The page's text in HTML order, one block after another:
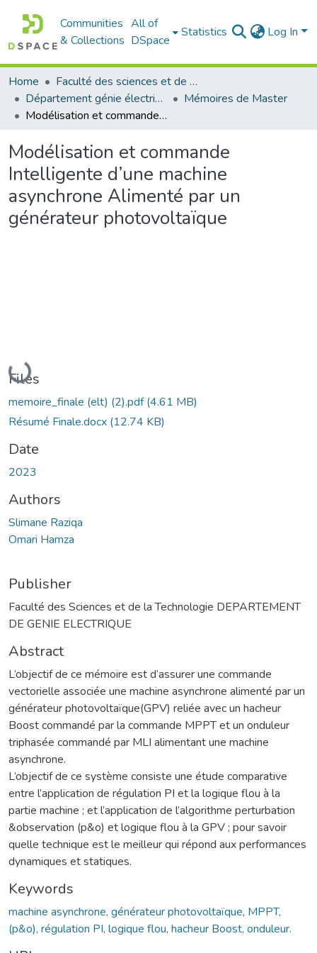
Communities
& Collections
All of
DSpace
Statistics Log In
Home
Faculté des sciences et de la technologie
Département génie électrique
Mémoires de Master
Modélisation et commande Intelligente d’une machine asynchrone Alimenté par un générateur photovoltaïque
Modélisation et commande
Intelligente d’une machine
asynchrone Alimenté par un
générateur photovoltaïque
Loading...
Files
memoire_finale (elt) (2).pdf(4.61 MB)
Résumé Finale.docx (12.74 KB)
Date
2023
Authors
Slimane Raziqa
Omari Hamza
Publisher
Faculté des Sciences et de la Technologie DEPARTEMENT
DE GENIE ELECTRIQUE
Abstract
L’objectif de ce mémoire est d’assurer une commande
vectorielle associée une machine asynchrone alimenté par un
générateur photovoltaïque(GPV) reliée avec un hacheur
Boost commandé par la commande MPPT et un onduleur
triphasée commandé par MLI alimentant une machine
asynchrone.
L’objectif de ce système consiste une étude comparative
entre l’application de régulation PI et la logique flou à la
partie machine ; et l’application de l’algorithme perturbation
&observation (p&o) et logique flou à la GPV ; pour savoir
quelle technique est le meilleur qui répond aux performances
dynamiques et statiques.
Keywords
machine asynchrone, générateur photovoltaïque, MPPT,
(p&o), régulation PI, logique flou, hacheur Boost, onduleur.